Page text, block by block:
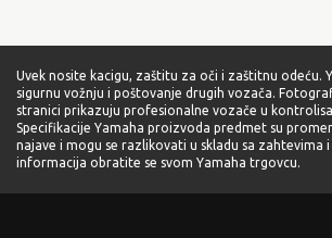
Uvek nosite kacigu, zaštitu za oči i zaštitnu odeću.
sigurnu vožnju i poštovanje drugih vozača.
stranici prikazuju profesionalne vozače u
Specifikacije Yamaha proizvoda predmet su
najave i mogu se razlikovati u skladu sa zahtevima i
informacija obratite se svom Yamaha trgovcu.